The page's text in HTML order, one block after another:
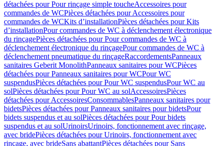
détachées pour Pour rinçage simple toucheAccessoires pour
commandes de WCPièces détachées pour Accessoires pour
commandes de WCKits d’installationPièces détachées pour Kits
d’installationPour commandes de WC à déclenchement électronique
du rinçagePièces détachées pour Pour commandes de WC à
déclenchement électronique du rinçagePour commandes de WC à
déclenchement pneumatique du rinçageRaccordementsPanneaux
sanitaires Geberit MonolithPanneaux sanitaires pour WCPièces
détachées pour Panneaux sanitaires pour WCPour WC
suspendusPièces détachées pour Pour WC suspendusPour WC au
solPièces détachées pour Pour WC au solAccessoiresPièces
détachées pour AccessoiresConsommablesPanneaux sanitaires pour
bidetsPièces détachées pour Panneaux sanitaires pour bidetsPour
bidets suspendus et au solPièces détachées pour Pour bidets
suspendus et au solUrinoirsUrinoirs, fonctionnement avec rinçage,
avec bridePièces détachées pour Urinoirs, fonctionnement avec
rinçage, avec brideSans abattantPièces détachées pour Sans